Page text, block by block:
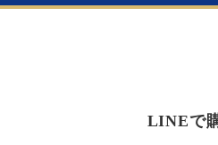
LINEで